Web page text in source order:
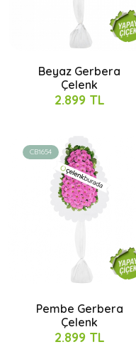
Beyaz Gerbera
Çelenk
2.899 TL
CB1654
Pembe Gerbera
Çelenk
2.899 TL